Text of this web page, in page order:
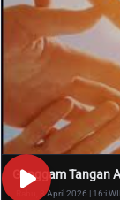
Genggam Tangan
Rabu, 8 April 2026 | 16:i